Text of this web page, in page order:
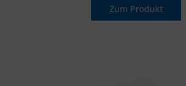
Zum Produkt